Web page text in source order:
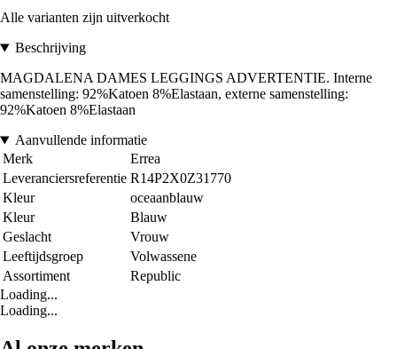
Alle varianten zijn uitverkocht
Beschrijving
MAGDALENA DAMES LEGGINGS ADVERTENTIE. Interne
samenstelling: 92%Katoen 8%Elastaan, externe samenstelling:
92%Katoen 8%Elastaan
Aanvullende informatie
Merk
Errea
Leveranciersreferentie R14P2X0Z31770
Kleur
oceaanblauw
Kleur
Blauw
Geslacht
Vrouw
Leeftijdsgroep
Volwassene
Assortiment
Republic
Loading...
Loading...